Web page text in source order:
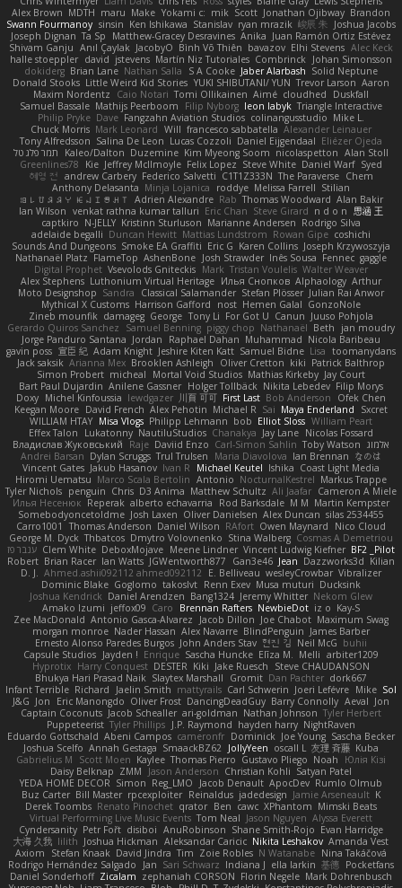
Alex Brown MDTH maru Make Yokami c: mik Scott Jonathan Ojibway Brandon
Swann Fourmanoy sinsin Ken Ishikawa Stanislav ryan mrazik 峻辰 朱 Joshua Jacobs
Joseph Dignan Ta Sp Matthew-Gracey Desravines Anika Juan Ramón Ortiz Estévez
Shivam Ganju Anıl Çaylak JacobyO Bình Võ Thiên bavazov Elhi Stevens Alec Keck
halle stoeppler david jstevens Martín Niz Tutoriales Combrinck Johan Simonsson
dokiderg Brian Lane Nathan Salla S A Cooke Jaber Alarbash Solid Neptune
Donald Stooks Little Weird Kid Stories YUKI SHIBUTANI/ YUN Trevor Larson Aaron
Maxim Nordentz
Caio Notari Tomi Ollikainen Aimé cloudhed
Duskfall
Samuel Bassale Mathijs Peerboom Filip Nyborg leon labyk Triangle Interactive
Philip Pryke Dave Fangzahn Aviation Studios colinangusstudio Mike L.
Chuck Morris Mark Leonard Will francesco sabbatella Alexander Leinauer
Tony Alfredsson Salina De Leon Lucas Cozzoli Daniel Eijgendaal Eliézer Ojeda
תמר פלג טל
Kaleo/Dalton Duzemine Kim Myeong Soom nicolaspetton Alan Stoll
Greenlines78
Kie Jeffrey McIlmoyle Felix Lopez Steve White Daniel Warf Syed
혜영 전 andrew Carbery Federico Salvetti C1T1Z333N The Paraverse Chem
Anthony Delasanta Minja Lojanica roddye Melissa Farrell Stilian
ꌃ꒒ꀎꋪꋪꌩ ꀘꈤꀤꁅꃅ꓄
Adrien Alexandre Rab Thomas Woodward Alan Bakir
Ian Wilson venkat rathna kumar talluri Eric Chan Steve Girard n d o n 思涵 王
captkiro N-JELLY Kristinn Sturluson Marianne Andersen Rodrigo Silva
adelaide begalli Duncan Hewitt Mattias Lundstrom Rowan Gipe coshichi
Sounds And Dungeons Smoke EA Graffiti Eric G Karen Collins Joseph Krzywoszyja
Nathanaël Platz FlameTop AshenBone Josh Strawder Inês Sousa Fennec gaggle
Digital Prophet Vsevolods Gniteckis Mark Tristan Voulelis Walter Weaver
Alex Stephens Luthonium Virtual Heritage Илья Снопков Alphaology Arthur
Moto Designshop Sandra Classical Salamander Stefan Plösser Julian Rai Anwor
Mythical X Customs Harrison Gafford nost Hemen Galal GonzoNole
Zineb mounfik damageg George Tony Li For Got U Canun Juuso Pohjola
Gerardo Quiros Sanchez
Samuel Benning piggy chop Nathanaël Beth
jan moudry
Jorge Panduro Santana Jordan Raphael Dahan Muhammad Nicola Baribeau
gavin poss 宣臣 紀 Adam Knight Jeshire Kiten Katt Samuel Bidne Lisa toomanydans
Jack saksik Arianna Mex Brooklen Ashleigh Oliver Cretton kiki Patrick Balthrop
Simon Probert micheal Mortal Void Studios Mathias Kirkeby Jay Court
Bart Paul Dujardin Anilene Gassner Holger Tollbäck Nikita Lebedev Filip Morys
Doxy Michel Kinfoussia lewdgazer 川頁 可可 First Last Bob Anderson
Ofek Chen
Keegan Moore David French Alex Pehotin Michael R Sai Maya Enderland
Sxcret
WILLIAM HTAY Misa Vlogs Philipp Lehmann bob Elliot Sloss William Peart
Effex Talon
Lukatonny NautiluStudios Chanakya Jay Lane Nicolas Fossard
Владислав Жуковський
Raje Daviid Enzo Carl-Simon Sahlin Toby Watson אלמוג
Andrei Barsan Dylan Scruggs Trul Trulsen Maria Diavolova Ian Brennan なのは
Vincent Gates Jakub Hasanov Ivan R Michael Keutel Ishika Coast Light Media
Hiromi Uematsu Marco Scala Bertolin Antonio NocturnalKestrel Markus Trappe
Tyler Nichols penguin Chris D3 Anima Matthew Schultz Ali Jaafar Cameron A Miele
Илья Несенюк Reperak alberto echavarria Rod Barksdale M M Martin Kempster
Somebodyoncetoldme Josh Laxen Oliver Danielsen Alex Duncan silas 2534455
Carro1001
Thomas Anderson Daniel Wilson RAfort Owen Maynard
Nico Cloud
George M. Dyck Thbatcos Dmytro Volovnenko Stina Walberg Cosmas A Demetriou
ענבר פז Clem White DeboxMojave Meene Lindner Vincent Ludwig Kiefner BF2 _Pilot
Robert Brian Racer Ian Watts JGWentworth877 Gan3e46 Jean Dazzworks3d Kilian
D. J. Ahmed.ashii092112 ahmed092112 E. Belliveau wesleyCrowbar Vibralizer
Dominic Blake Goglomo takoslvt Renn Exev Musa muturi Ducksink
Joshua Kendrick Daniel Arendzen Bang1324 Jeremy Whitter Nekom Glew
Amako Izumi jeffox09 Caro Brennan Rafters NewbieDot iz o Kay-S
Zee MacDonald Antonio Gasca-Alvarez Jacob Dillon Joe Chabot Maximum Swag
morgan monroe Nader Hassan Alex Navarre BlindPenguin James Barber
Ernesto Alonso Paredes Burgos John Anders Stav 현진 김 Neil McG buhii
Capsule Studios Jayden ! Enrique Sascha Huncke Elīza M. Melli arbiter1209
Hyprotix Harry Conquest DESTER Kiki Jake Ruesch
Steve CHAUDANSON
Bhukya Hari Prasad Naik Slaytex Marshall Gromit Dan Pachter dork667
Infant Terrible Richard Jaelin Smith mattyrails Carl Schwerin Joeri Lefévre Mike Sol
J&G Jon Eric Manongdo Oliver Frost DancingDeadGuy Barry Connolly Aeval Jon
Captain Coconuts Jacob Schealler ari-goldman Nathan Johnson Tyler Herbert
Puppeteerist Tyler Phillips J.P. Raymond hayden harry NightRaven
Eduardo Gottschald Abeni Campos cameronfr Dominick Joe Young Sascha Becker
Joshua Scelfo Annah Gestaga SmaackBZ62 JollyYeen oscall L 友理 斉藤 Kuba
Gabrielius M
Scott Moen Kaylee Thomas Pierro Gustavo Pliego Noah
Юлія Кізі
Daisy Belknap ZMM Jason Anderson Christian Kohli Satyan Patel
YEDA HOME DECOR Simon Reg_LMO Jacob Denault ApocDev Rumlo Olmub
Buz Carter Bill Master rpcexploiter Reinaldus jadedesign Jamie Arseneault K
Derek Toombs Renato Pinochet qrator Ben cawc XPhantom Mimski Beats
Virtual Performing Live Music Events Tom Neal Jason Nguyen Alyssa Everett
Cyndersanity Petr Fořt disiboi AnuRobinson Shane Smith-Rojo Evan Harridge
大海 久我 lilith Joshua Hickman Aleksandar Caricic Nikita Leshakov Amanda Vest
Axiom
Stefan Knaak David Jindra Tim Zoie Robles N Watanabe Nina Takáčová
Rodrigo Hernández Salgado
Jan Sari Schwarz Indiana J ella larkin 基德 Pocketfans
Daniel Sonderhoff Zicalam zephaniah CORSON Florin Negele Mark Dohrenbusch